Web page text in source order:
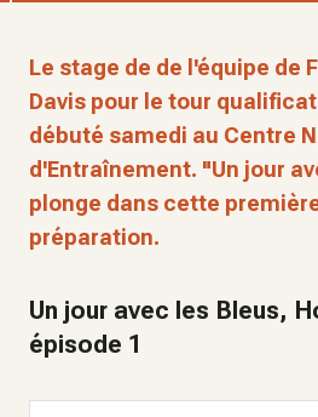
Le stage de de l'équipe de
Davis pour le tour
débuté samedi au Centre
d'Entraînement. "Un jour
plonge dans cette
préparation.
Un jour avec les Bleus,
épisode 1